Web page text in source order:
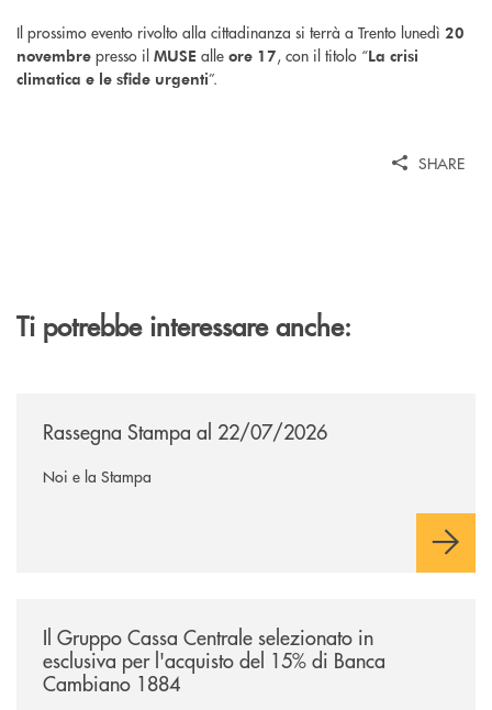
Il prossimo evento rivolto alla cittadinanza si terrà a Trento lunedì 20
novembre presso il MUSE alle ore 17, con il titolo “La crisi
climatica e le sfide urgenti”.
SHARE
Ti potrebbe interessare anche:
Rassegna Stampa al 22/07/2026
Noi e la Stampa
Il Gruppo Cassa Centrale selezionato in
esclusiva per l'acquisto del 15% di Banca
Cambiano 1884